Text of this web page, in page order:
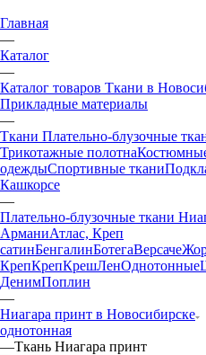
Главная
—
Каталог
—
Каталог товаров Ткани в
Прикладные материалы
—
Ткани Плательно-блузочные
Трикотажные полотна
одеждыСпортивные ткани
Кашкорсе
—
Плательно-блузочные ткани
АрманиАтлас, Креп
сатинБенгалинБотегаВерсаче
КрепКрепКрешЛенОднотонные
ДенимПоплин
—
Ниагара принт в Новосибирске
однотонная
—Ткань Ниагара принт